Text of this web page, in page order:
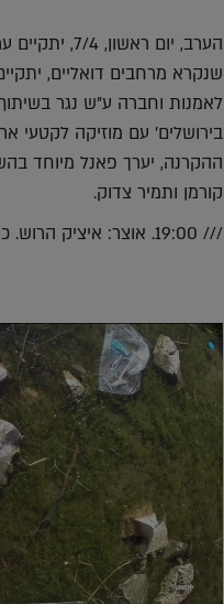
הערב, יום
שנקרא מרחבים דואליים,
לאמנות וחברה ע"ש נגר
בירושלים' עם מוזיקה לקטעי
ההקרנה, יערך פאנל מיוחד
קורמן ותמיר צדוק.
/// 19:00. אוצר: איציק הרוש. כניסה חופשית. שבטי ישראל 22, ירושלים.